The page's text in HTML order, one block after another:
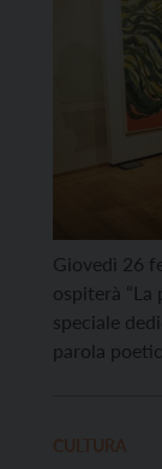
Giovedì 26
ospiterà “La
speciale
parola